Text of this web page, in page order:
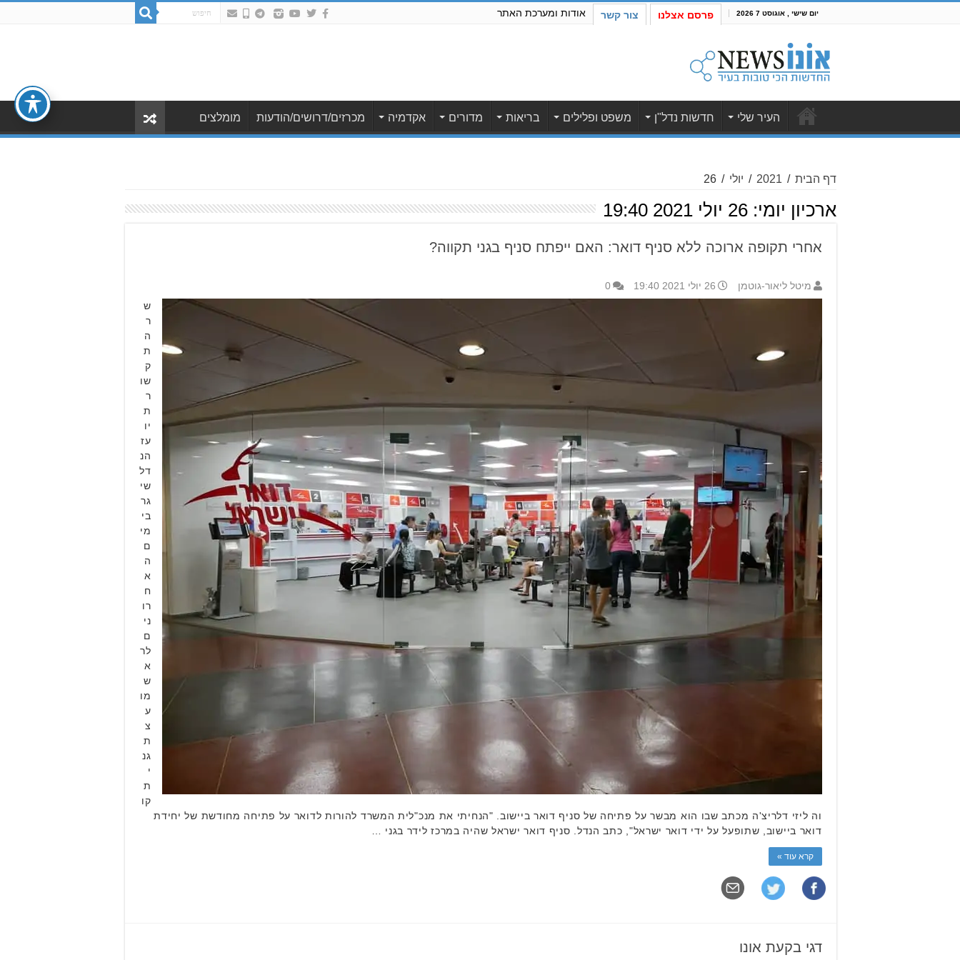
יום שישי , אוגוסט 7 2026 פרסם אצלנו צור קשר אודות ומערכת האתר
העיר שלי חדשות נדל"ן משפט ופלילים בריאות מדורים אקדמיה מכרזים/דרושים/הודעות מומלצים
דף הבית /
2021
/ יולי /
26
ארכיון יומי:26 יולי 2021 19:40
אחרי תקופה ארוכה ללא סניף דואר: האם ייפתח סניף בגני תקווה?
מיטל ליאור-גוטמן 26 יולי 2021 19:40 0
ש
ר
ה
ת
ק
שו
ר
ת
יו
עז
הנ
דל
שי
גר
בי
מי
ם
ה
א
ח
רו
ני
ם
לר
א
ש
מו
ע
צ
ת
גנ
י
ת
קו
וה ליזי דלריצ'ה מכתב שבו הוא מבשר על פתיחה של סניף דואר ביישוב. "הנחיתי את מנכ"לית המשרד להורות לדואר על פתיחה מחודשת של יחידת
דואר ביישוב, שתופעל על ידי דואר ישראל", כתב הנדל. סניף דואר ישראל שהיה במרכז לידר בגני …
קרא עוד »
דגי בקעת אונו